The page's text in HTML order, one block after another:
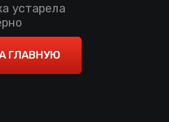
устарела
ГЛАВНУЮ